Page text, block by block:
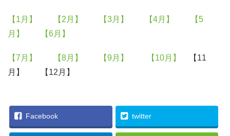
【1月】 【2月】 【3月】 【4月】
【5
月】
【6月】
【7月】 【8月】 【9月】 【10月】
【11
月】 【12月】
Facebook twitter